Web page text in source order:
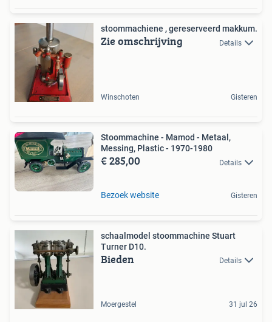
stoommachiene , gereserveerd makkum.
Zie omschrijving Details
Winschoten Gisteren
Stoommachine - Mamod - Metaal,
Messing, Plastic - 1970-1980
€ 285,00 Details
Bezoek website Gisteren
schaalmodel stoommachine Stuart
Turner D10.
Bieden Details
Moergestel 31 jul 26